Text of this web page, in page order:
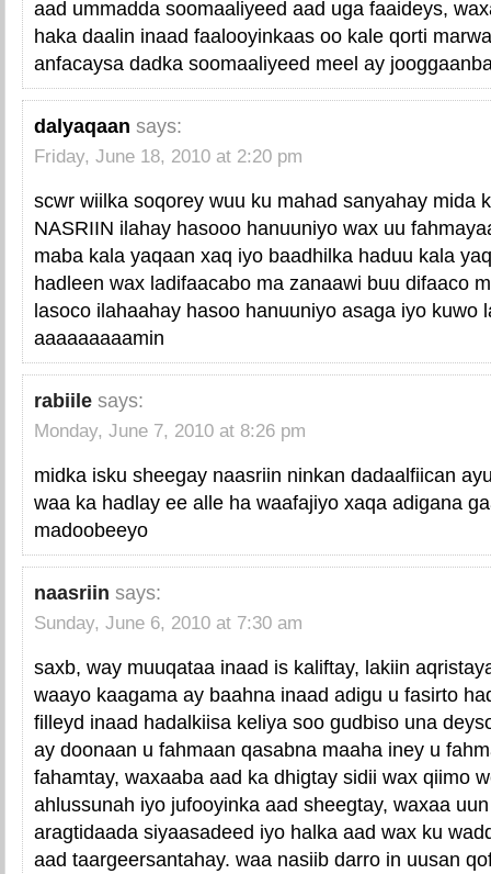
aad ummadda soomaaliyeed aad uga faaideys,
haka daalin inaad faalooyinkaas oo kale qorti
anfacaysa dadka soomaaliyeed meel ay
dalyaqaan says:
Friday, June 18, 2010 at 2:20 pm
scwr wiilka soqorey wuu ku mahad sanyahay mida
NASRIIN ilahay hasooo hanuuniyo wax uu
maba kala yaqaan xaq iyo baadhilka haduu kala
hadleen wax ladifaacabo ma zanaawi buu difaaco
lasoco ilahaahay hasoo hanuuniyo asaga iyo kuwo
aaaaaaaaamin
rabiile says:
Monday, June 7, 2010 at 8:26 pm
midka isku sheegay naasriin ninkan dadaalfiican
waa ka hadlay ee alle ha waafajiyo xaqa adigana
madoobeeyo
naasriin says:
Sunday, June 6, 2010 at 7:30 am
saxb, way muuqataa inaad is kaliftay, lakiin
waayo kaagama ay baahna inaad adigu u fasirto
filleyd inaad hadalkiisa keliya soo gudbiso una
ay doonaan u fahmaan qasabna maaha iney u
fahamtay, waxaaba aad ka dhigtay sidii wax qiimo
ahlussunah iyo jufooyinka aad sheegtay, waxaa
aragtidaada siyaasadeed iyo halka aad wax ku
aad taargeersantahay. waa nasiib darro in uusan